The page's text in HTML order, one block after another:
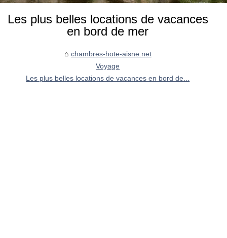
Les plus belles locations de vacances
en bord de mer
chambres-hote-aisne.net
Voyage
Les plus belles locations de vacances en bord de...